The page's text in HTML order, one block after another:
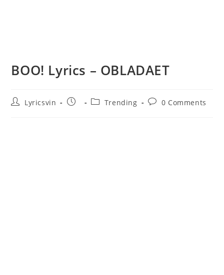
BOO! Lyrics – OBLADAET
PostLyricsvin
Post
PostTrending
Post0 Comments